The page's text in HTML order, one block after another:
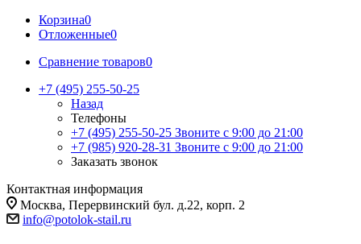
Корзина0
Отложенные0
Сравнение товаров0
+7 (495) 255-50-25
Назад
Телефоны
+7 (495) 255-50-25 Звоните с 9:00 до 21:00
+7 (985) 920-28-31 Звоните с 9:00 до 21:00
Заказать звонок
Контактная информация
Москва, Перервинский бул. д.22, корп. 2
info@potolok-stail.ru